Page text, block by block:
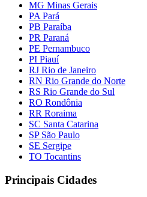
MG Minas Gerais
PA Pará
PB Paraíba
PR Paraná
PE Pernambuco
PI Piauí
RJ Rio de Janeiro
RN Rio Grande do Norte
RS Rio Grande do Sul
RO Rondônia
RR Roraima
SC Santa Catarina
SP São Paulo
SE Sergipe
TO Tocantins
Principais Cidades